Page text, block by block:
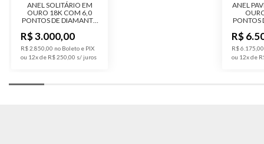
ANEL SOLITÁRIO EM
OURO 18K COM 6,0
PONTOS DE DIAMANTE
R$ 3.000,00
R$ 2.850,00 no Boleto e PIX
ou 12x de R$ 250,00
ANEL
PONTOS
R$
R$
ou 12x de